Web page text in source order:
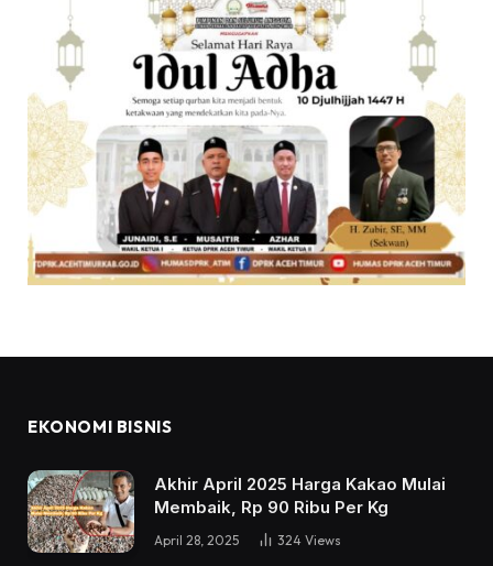
EKONOMI BISNIS
Akhir April 2025 Harga Kakao Mulai
Membaik, Rp 90 Ribu Per Kg
April 28, 2025 324 Views